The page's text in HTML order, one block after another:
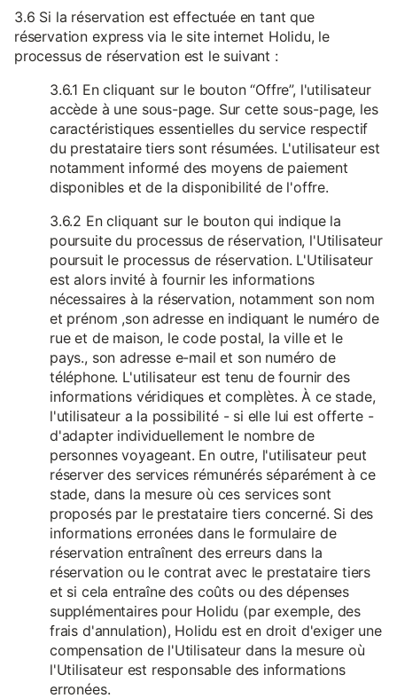
3.6 Si la réservation est effectuée en tant que
réservation express via le site internet Holidu, le
processus de réservation est le suivant :
3.6.1 En cliquant sur le bouton “Offre”, l'utilisateur
accède à une sous-page. Sur cette sous-page, les
caractéristiques essentielles du service respectif
du prestataire tiers sont résumées. L'utilisateur est
notamment informé des moyens de paiement
disponibles et de la disponibilité de l'offre.
3.6.2 En cliquant sur le bouton qui indique la
poursuite du processus de réservation, l'Utilisateur
poursuit le processus de réservation. L'Utilisateur
est alors invité à fournir les informations
nécessaires à la réservation, notamment son nom
et prénom ,son adresse en indiquant le numéro de
rue et de maison, le code postal, la ville et le
pays., son adresse e-mail et son numéro de
téléphone. L'utilisateur est tenu de fournir des
informations véridiques et complètes. À ce stade,
l'utilisateur a la possibilité - si elle lui est offerte -
d'adapter individuellement le nombre de
personnes voyageant. En outre, l'utilisateur peut
réserver des services rémunérés séparément à ce
stade, dans la mesure où ces services sont
proposés par le prestataire tiers concerné. Si des
informations erronées dans le formulaire de
réservation entraînent des erreurs dans la
réservation ou le contrat avec le prestataire tiers
et si cela entraîne des coûts ou des dépenses
supplémentaires pour Holidu (par exemple, des
frais d'annulation), Holidu est en droit d'exiger une
compensation de l'Utilisateur dans la mesure où
l'Utilisateur est responsable des informations
erronées.